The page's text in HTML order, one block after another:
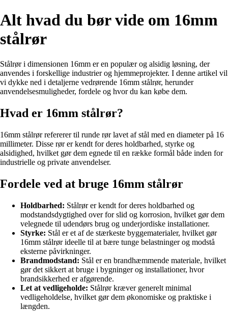
Alt hvad du bør vide om 16mm
stålrør
Stålrør i dimensionen 16mm er en populær og alsidig løsning, der
anvendes i forskellige industrier og hjemmeprojekter. I denne artikel vil
vi dykke ned i detaljerne vedrørende 16mm stålrør, herunder
anvendelsesmuligheder, fordele og hvor du kan købe dem.
Hvad er 16mm stålrør?
16mm stålrør refererer til runde rør lavet af stål med en diameter på 16
millimeter. Disse rør er kendt for deres holdbarhed, styrke og
alsidighed, hvilket gør dem egnede til en række formål både inden for
industrielle og private anvendelser.
Fordele ved at bruge 16mm stålrør
Holdbarhed: Stålrør er kendt for deres holdbarhed og
modstandsdygtighed over for slid og korrosion, hvilket gør dem
velegnede til udendørs brug og underjordiske installationer.
Styrke: Stål er et af de stærkeste byggematerialer, hvilket gør
16mm stålrør ideelle til at bære tunge belastninger og modstå
eksterne påvirkninger.
Brandmodstand: Stål er en brandhæmmende materiale, hvilket
gør det sikkert at bruge i bygninger og installationer, hvor
brandsikkerhed er afgørende.
Let at vedligeholde: Stålrør kræver generelt minimal
vedligeholdelse, hvilket gør dem økonomiske og praktiske i
længden.